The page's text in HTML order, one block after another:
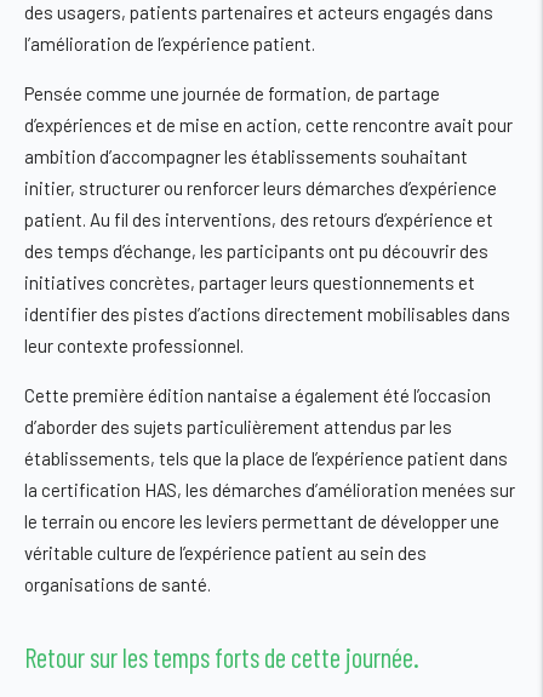
des usagers, patients partenaires et acteurs engagés dans
l’amélioration de l’expérience patient.
Pensée comme une journée de formation, de partage
d’expériences et de mise en action, cette rencontre avait pour
ambition d’accompagner les établissements souhaitant
initier, structurer ou renforcer leurs démarches d’expérience
patient. Au fil des interventions, des retours d’expérience et
des temps d’échange, les participants ont pu découvrir des
initiatives concrètes, partager leurs questionnements et
identifier des pistes d’actions directement mobilisables dans
leur contexte professionnel.
Cette première édition nantaise a également été l’occasion
d’aborder des sujets particulièrement attendus par les
établissements, tels que la place de l’expérience patient dans
la certification HAS, les démarches d’amélioration menées sur
le terrain ou encore les leviers permettant de développer une
véritable culture de l’expérience patient au sein des
organisations de santé.
Retour sur les temps forts de cette journée.